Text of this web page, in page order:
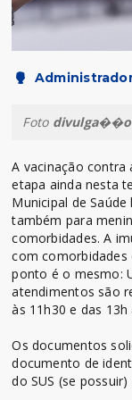
Foto divulga��o
A vacinação contra
etapa ainda nesta
Municipal de
também para
comorbidades. A
com comorbidades
ponto é o mesmo:
atendimentos são
às 11h30 e das 13h
Os documentos
documento de
do SUS (se possuir)